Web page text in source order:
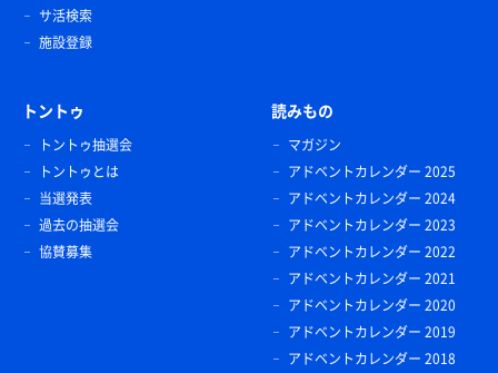
サ活検索
施設登録
トントゥ
トントゥ抽選会
トントゥとは
当選発表
過去の抽選会
協賛募集
読みもの
マガジン
アドベントカレンダー 2025
アドベントカレンダー 2024
アドベントカレンダー 2023
アドベントカレンダー 2022
アドベントカレンダー 2021
アドベントカレンダー 2020
アドベントカレンダー 2019
アドベントカレンダー 2018